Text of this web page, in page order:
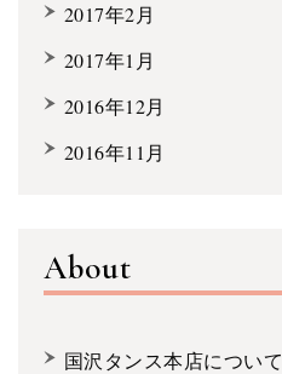
2017年2月
2017年1月
2016年12月
2016年11月
About
国沢タンス本店について